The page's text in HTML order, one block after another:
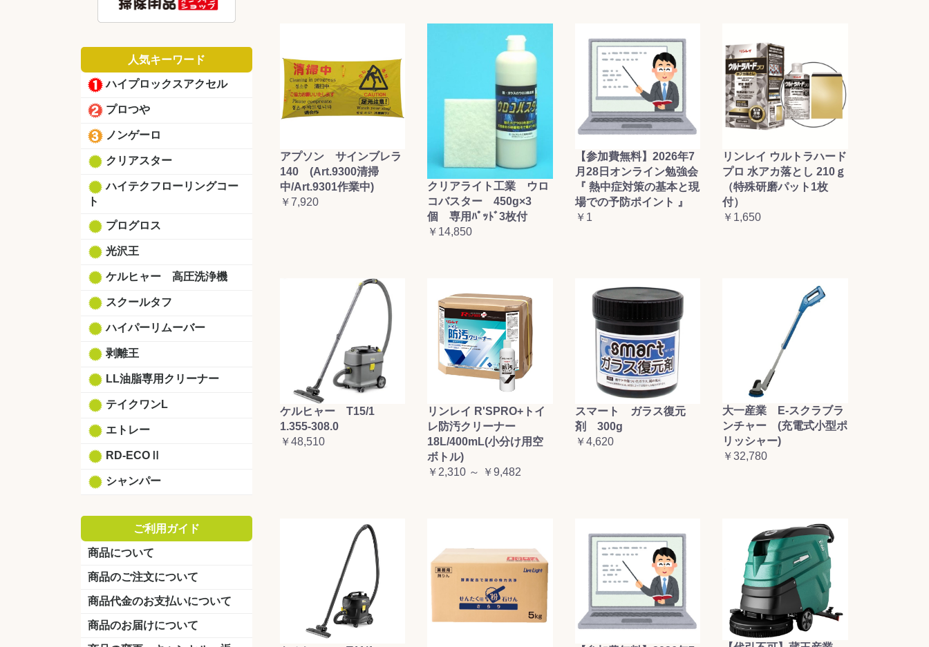
人気キーワード
ハイプロックスアクセル
プロつや
ノンゲーロ
クリアスター
ハイテクフローリングコー
ト
プログロス
光沢王
ケルヒャー 高圧洗浄機
スクールタフ
ハイパーリムーバー
剥離王
LL油脂専用クリーナー
テイクワンL
エトレー
RD-ECOⅡ
シャンパー
ご利用ガイド
商品について
商品のご注文について
商品代金のお支払いについて
商品のお届けについて
アプソン サインブレラ
140 (Art.9300清掃
中/Art.9301作業中)
￥7,920
クリアライト工業 ウロ
コバスター 450g×3
個 専用ﾊﾟｯﾄﾞ3枚付
￥14,850
【参加費無料】2026年7
月28日オンライン勉強会
『 熱中症対策の基本と現
場での予防ポイント 』
￥1
リンレイ ウルトラハード
プロ 水アカ落とし 210ｇ
（特殊研磨パット1枚
付）
￥1,650
ケルヒャー T15/1
1.355-308.0
￥48,510
リンレイ R'SPRO+トイ
レ防汚クリーナー
18L/400mL(小分け用空
ボトル)
￥2,310 ～ ￥9,482
スマート ガラス復元
剤 300g
￥4,620
大一産業 E-スクラブラ
ンチャー (充電式小型ポ
リッシャー)
￥32,780